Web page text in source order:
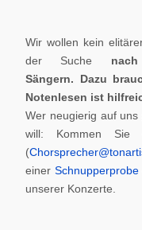
Wir wollen kein
der Suche
Sängern. Dazu
Notenlesen ist
Wer neugierig auf
will: Kommen Sie
(
einerSchnupperprobe
unserer Konzerte.